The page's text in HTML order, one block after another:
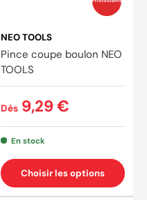
NEO TOOLS
Pince coupe boulon NEO
TOOLS
Dès 9,29 €
En stock
Choisir les options